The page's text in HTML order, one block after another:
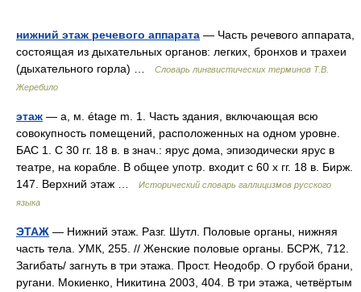
нижний этаж речевого аппарата — Часть речевого аппарата,
состоящая из дыхательных органов: легких, бронхов и трахеи
(дыхательного горла) …
Словарь лингвистических терминов Т.В.
Жеребило
этаж — а, м. étage m. 1. Часть здания, включающая всю
совокупность помещений, расположенных на одном уровне.
БАС 1. С 30 гг. 18 в. в знач.: ярус дома, эпизодически ярус в
театре, на корабле. В общее употр. входит с 60 х гг. 18 в. Бирж.
147. Верхний этаж …
Исторический словарь галлицизмов русского
языка
ЭТАЖ — Нижний этаж. Разг. Шутл. Половые органы, нижняя
часть тела. УМК, 255. // Женские половые органы. БСРЖ, 712.
Загибать/ загнуть в три этажа. Прост. Неодобр. О грубой брани,
ругани. Мокиенко, Никитина 2003, 404. В три этажа, четвёртым